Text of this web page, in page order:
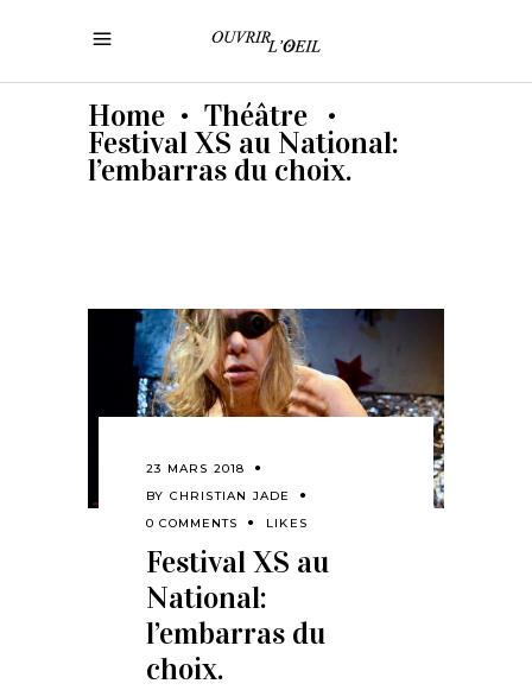
Home • Théâtre •
Festival XS au National:
l’embarras du choix.
23 MARS 2018
BY CHRISTIAN JADE
0 COMMENTS
LIKES
Festival XS au
National:
l’embarras du
choix.